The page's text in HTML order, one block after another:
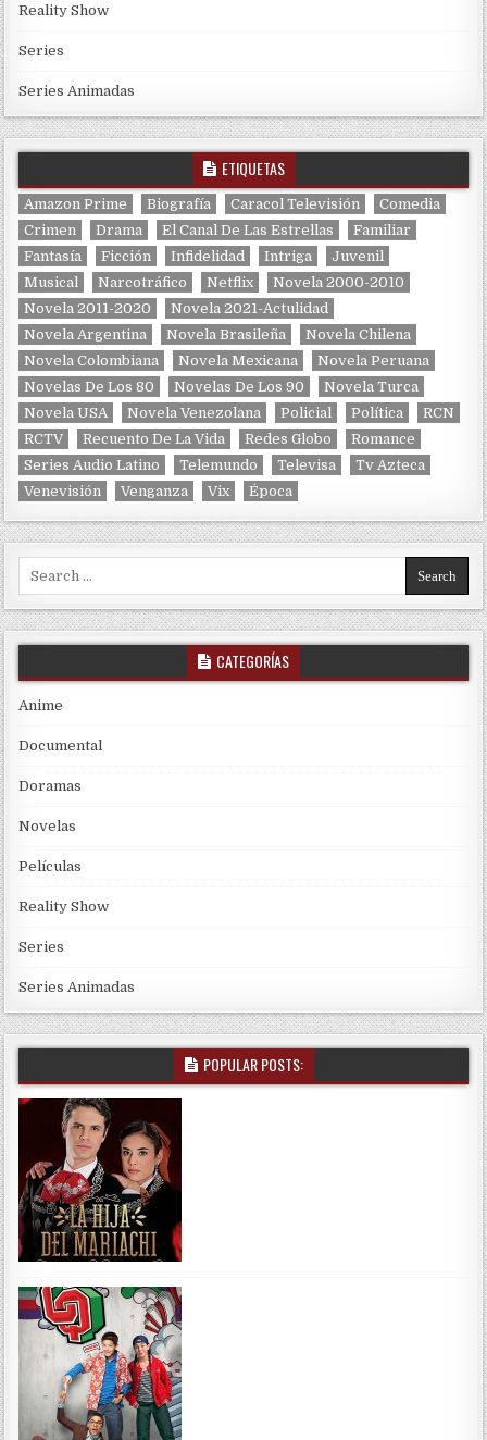
Reality Show
Series
Series Animadas
ETIQUETAS
Amazon Prime Biografía Caracol Televisión
Comedia
Crimen
Drama El Canal De Las Estrellas
Familiar
Fantasía
Ficción Infidelidad Intriga
Juvenil
Musical
Narcotráfico Netflix
Novela 2000-2010
Novela 2011-2020
Novela 2021-Actulidad
Novela Argentina
Novela Brasileña
Novela Chilena
Novela Colombiana
Novela Mexicana
Novela Peruana
Novelas De Los 80
Novelas De Los 90
Novela Turca
Novela USA
Novela Venezolana Policial Política
RCN
RCTV
Recuento De La Vida Redes Globo
Romance
Series Audio Latino
Telemundo Televisa
Tv Azteca
Venevisión
Venganza Vix Época
Search for:
CATEGORÍAS
Anime
Documental
Doramas
Novelas
Películas
Reality Show
Series
Series Animadas
POPULAR POSTS: